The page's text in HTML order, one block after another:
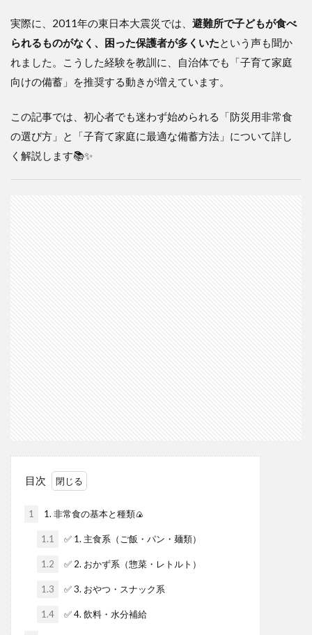
実際に、2011年の東日本大震災では、 避難所で子どもが食べ
られるものがなく、困った保護者が多くいたという声も聞か
れました。こうした経験を教訓に、自治体でも「子育て家庭
向けの備蓄」を推奨する動きが増えています。
この記事では、初心者でも迷わず始められる「防災用非常食
の選び方」と「子育て家庭に最適な備蓄方法」について詳し
く解説します📚✨
目次
1 1. 非常食の基本と種類🍙
1.1 ✅ 1. 主食系（ご飯・パン・麺類）
1.2 ✅ 2. おかず系（惣菜・レトルト）
1.3 ✅ 3. おやつ・スナック系
1.4 ✅ 4. 飲料・水分補給